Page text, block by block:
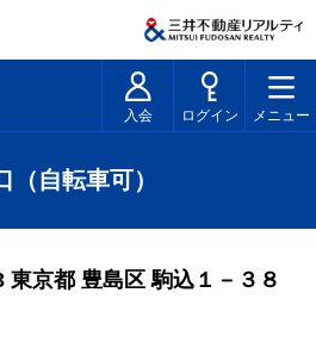
入会 ログイン メニュー
（自転車可）
東京都 豊島区 駒込１－３８